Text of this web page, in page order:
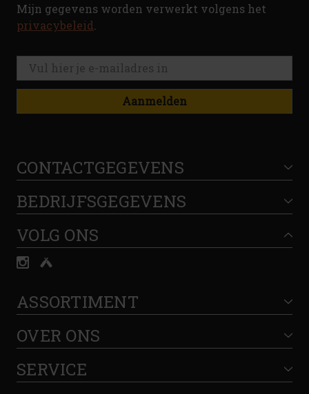
Mijn gegevens worden verwerkt volgens het
privacybeleid
Aanmelden
CONTACTGEGEVENS
BEDRIJFSGEGEVENS
VOLG ONS
ASSORTIMENT
OVER ONS
SERVICE